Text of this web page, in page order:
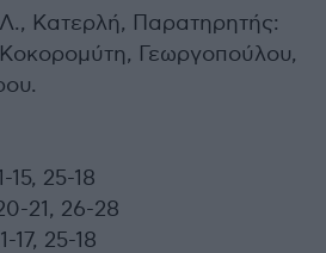
Κατερλή, Παρατηρητής:
Γεωργοπούλου,
15, 25-18
21, 26-28
17, 25-18